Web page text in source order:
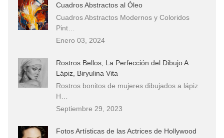
Cuadros Abstractos al Óleo
Cuadros Abstractos Modernos y Coloridos
Pint…
Enero 03, 2024
Rostros Bellos, La Perfección del Dibujo A
Lápiz, Biryulina Vita
Rostros bonitos de mujeres dibujados a lápiz
H…
Septiembre 29, 2023
Fotos Artísticas de las Actrices de Hollywood